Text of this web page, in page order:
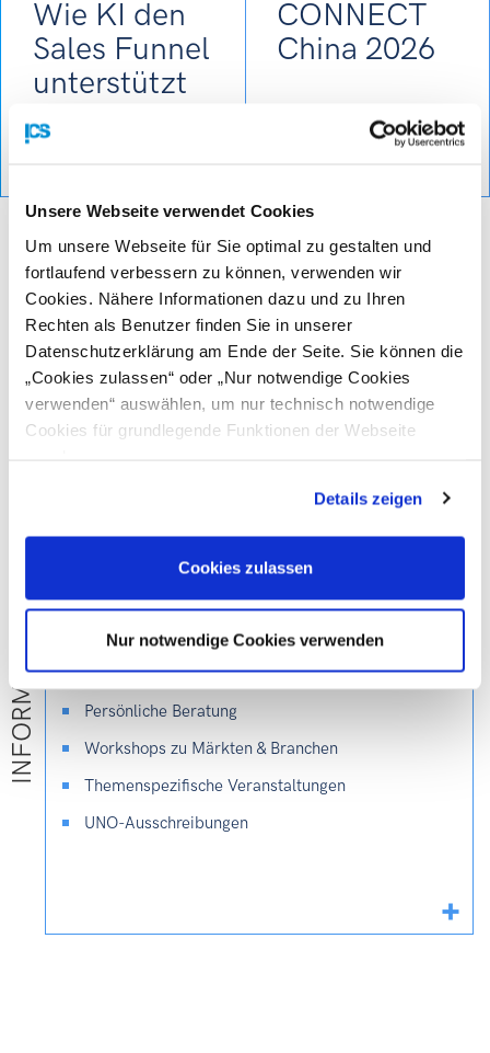
Unsere Webseite verwendet Cookies
Um unsere Webseite für Sie optimal zu gestalten und
fortlaufend verbessern zu können, verwenden wir
Cookies. Nähere Informationen dazu und zu Ihren
Rechten als Benutzer finden Sie in unserer
Datenschutzerklärung am Ende der Seite. Sie können die
„Cookies zulassen“ oder „Nur notwendige Cookies
verwenden“ auswählen, um nur technisch notwendige
Cookies für grundlegende Funktionen der Webseite
Details zeigen
Cookies zulassen
Nur notwendige Cookies verwenden
Wie KI den
Sales Funnel
unterstützt
Mittwoch, 16
CONNECT
China 2026
20. bis 22. September
MEHR
Unser Service-Portfolio für steirische
Unternehmen
Wir informieren und beraten interessierte exportorientierte
INFORMATION
Info-Point
Persönliche Beratung
Workshops zu Märkten & Branchen
Themenspezifische Veranstaltungen
UNO-Ausschreibungen